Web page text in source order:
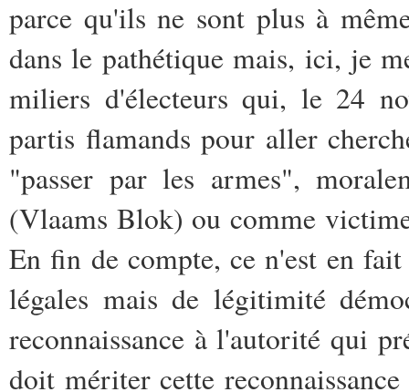
parce qu'ils ne sont plus à
dans le pathétique mais, ici, je
miliers d'électeurs qui, le 24
partis flamands pour aller
"passer par les armes",
(Vlaams Blok) ou comme
En fin de compte, ce n'est en
légales mais de légitimité
reconnaissance à l'autorité qui
doit mériter cette